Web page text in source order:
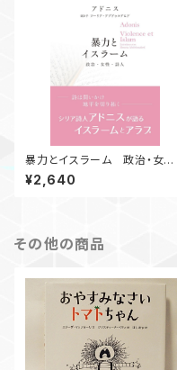
暴力とイスラーム 政治・女性・
詩人
¥2,640
その他の商品